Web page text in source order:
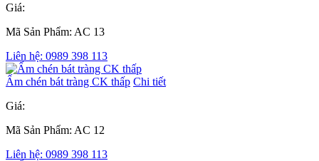
Giá:
Mã Sản Phẩm: AC 13
Liên hệ: 0989 398 113
Ấm chén bát tràng CK thấp Chi tiết
Giá:
Mã Sản Phẩm: AC 12
Liên hệ: 0989 398 113